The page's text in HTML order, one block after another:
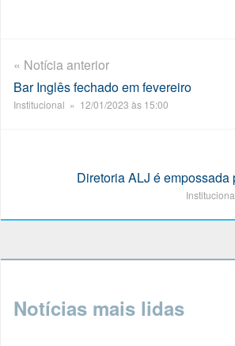
« Notícia anterior
Bar Inglês fechado em fevereiro
Institucional » 12/01/2023 às 15:00
Diretoria ALJ é empossada
Notícias mais lidas